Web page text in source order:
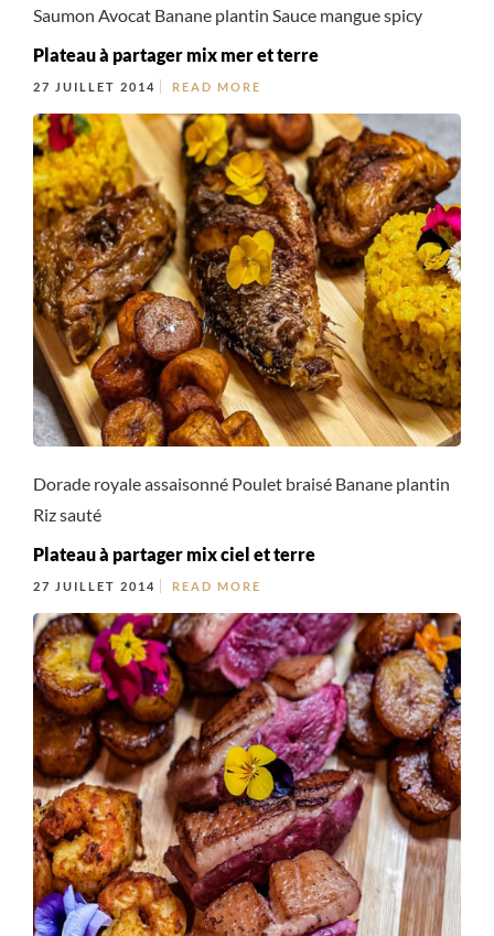
Saumon Avocat Banane plantin Sauce mangue spicy
Plateau à partager mix mer et terre
27 JUILLET 2014 READ MORE
Dorade royale assaisonné Poulet braisé Banane plantin
Riz sauté
Plateau à partager mix ciel et terre
27 JUILLET 2014 READ MORE